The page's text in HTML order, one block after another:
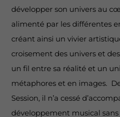
développer son univers au
alimenté par les différentes
créant ainsi un vivier
croisement des univers et
un ﬁl entre sa réalité et un
métaphores et en images.
Session, il n’a cessé
développement musical